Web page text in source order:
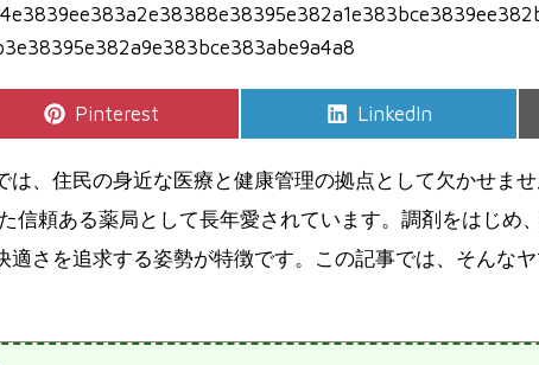
Share
Pinterest
Share
LinkedIn
、住民の身近な医療と健康管理の拠点として欠かせま
頼ある薬局として長年愛されています。調剤をはじめ
さを追求する姿勢が特徴です。この記事では、そんな